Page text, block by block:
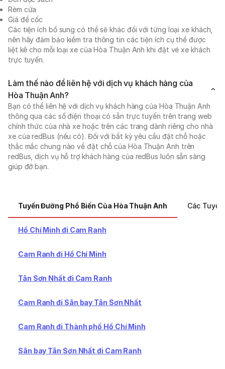
Rèm cửa
Giá để cốc
Các tiện ích bổ sung có thể sẽ khác đối với từng loại xe khách,
nên hãy đảm bảo kiểm tra thông tin các tiện ích cụ thể được
liệt kê cho mỗi loại xe của Hòa Thuận Anh khi đặt vé xe khách
trực tuyến.
Làm thế nào để liên hệ với dịch vụ khách hàng của
Hòa Thuận Anh?
Bạn có thể liên hệ với dịch vụ khách hàng của Hòa Thuận Anh
thông qua các số điện thoại có sẵn trực tuyến trên trang web
chính thức của nhà xe hoặc trên các trang dành riêng cho nhà
xe của redBus (nếu có). Đối với bất kỳ yêu cầu đặt chỗ hoặc
thắc mắc chung nào về đặt chỗ của Hòa Thuận Anh trên
redBus, dịch vụ hỗ trợ khách hàng của redBus luôn sẵn sàng
giúp đỡ bạn.
Tuyến Đường Phổ Biến Của Hòa Thuận Anh Các
Hồ Chí Minh đi Cam Ranh
Cam Ranh đi Hồ Chí Minh
Tân Sơn Nhất đi Cam Ranh
Cam Ranh đi Sân bay Tân Sơn Nhất
Cam Ranh đi Thành phố Hồ Chí Minh
Sân bay Tân Sơn Nhất đi Cam Ranh